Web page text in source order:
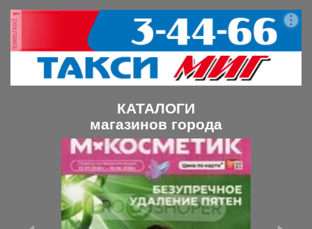
реклама
КАТАЛОГИ
магазинов города